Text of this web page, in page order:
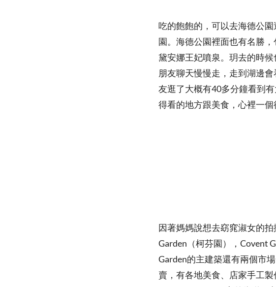
吃的飽飽的，可以去海德公
園。海德公園裡面也有名勝
黛安娜王妃噴泉。玥去的時
朋友聊天慢慢走，走到湖邊
友逛了大概有40多分鐘看到
得看的地方跟美食，心裡一
因著媽媽說想去窈窕淑女的
Garden（柯芬園），Covent
Garden的主建築還有兩個市
賣，有各地美食、店家手工